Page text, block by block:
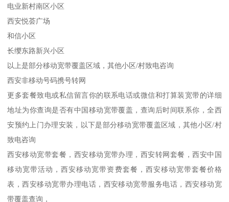
电业新村南区小区
西安悦荟广场
和信小区
长缨东路新兴小区
以上是部分移动宽带覆盖区域，其他小区/村致电咨询
西安非移动号码携号转网
更多套餐致电或私信留言你的联系电话或微信和打算装宽带的详细
地址为你查询是否有中国移动宽带覆盖，查询后时间联系你，全西
安预约上门办理安装，以下是部分移动宽带覆盖区域，其他小区/村
致电咨询
西安移动宽带套餐，西安移动宽带办理，西安转网套餐，西安中国
移动宽带活动，西安移动宽带资费套餐，西安移动宽带套餐价格
表，西安移动宽带办理电话，西安移动宽带服务电话，西安移动宽
带覆盖查询，